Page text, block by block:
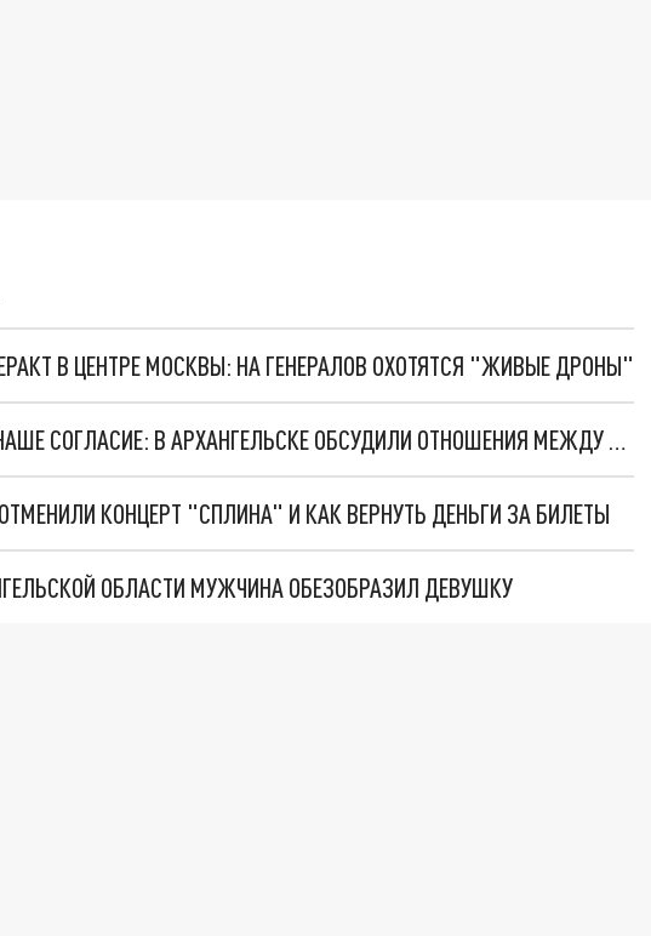
В ЦЕНТРЕ МОСКВЫ: НА ГЕНЕРАЛОВ ОХОТЯТСЯ "ЖИВЫЕ ДРОНЫ"
ЧТОБЫ НЕ ВБИЛИ КЛИН В НАШЕ СОГЛАСИЕ: В АРХАНГЕЛЬСКЕ ОБСУДИЛИ ОТНОШЕНИЯ МЕЖДУ НАРОДАМИ СТРАНЫ
КОНЦЕРТ "СПЛИНА" И КАК ВЕРНУТЬ ДЕНЬГИ ЗА БИЛЕТЫ
ОБЛАСТИ МУЖЧИНА ОБЕЗОБРАЗИЛ ДЕВУШКУ